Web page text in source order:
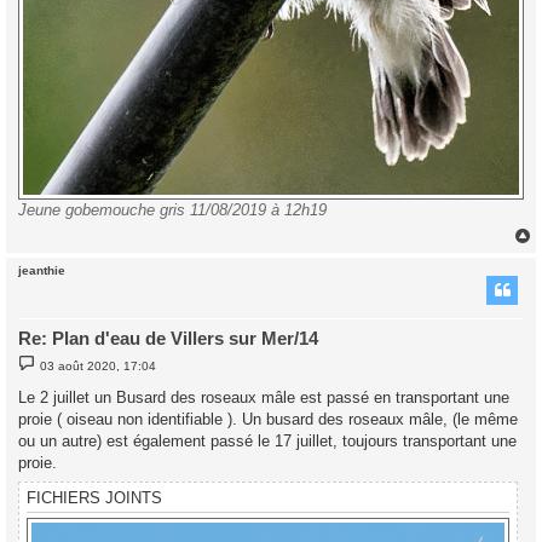
Jeune gobemouche gris 11/08/2019 à 12h19
jeanthie
Re: Plan d'eau de Villers sur Mer/14
M
e
s
s
a
e
03 août 2020, 17:04
Le 2 juillet un Busard des roseaux mâle est passé en transportant une
proie ( oiseau non identifiable ). Un busard des roseaux mâle, (le même
ou un autre) est également passé le 17 juillet, toujours transportant une
proie.
FICHIERS JOINTS